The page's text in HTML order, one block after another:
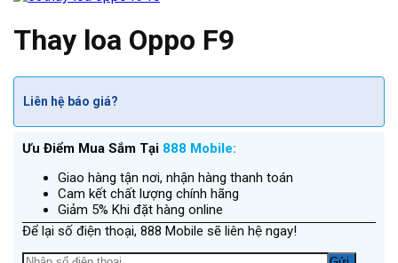
Thay loa Oppo F9
Liên hệ báo giá?
Ưu Điểm Mua Sắm Tại 888 Mobile:
Giao hàng tận nơi, nhận hàng thanh toán
Cam kết chất lượng chính hãng
Giảm 5% Khi đặt hàng online
Để lại số điện thoại, 888 Mobile sẽ liên hệ ngay!